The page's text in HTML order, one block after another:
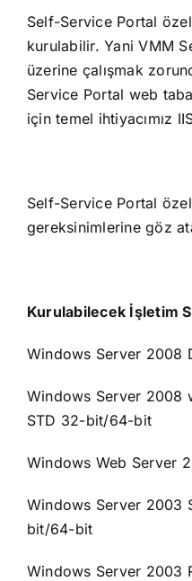
Self-Service Portal
kurulabilir. Yani VMM
üzerine çalışmak
Service Portal web
için temel ihtiyacımız
Self-Service Portal
gereksinimlerine göz
Kurulabilecek İşletim
Windows Server 2008
Windows Server 2008
STD 32-bit/64-bit
Windows Web Server
Windows Server 2003
bit/64-bit
Windows Server 2003